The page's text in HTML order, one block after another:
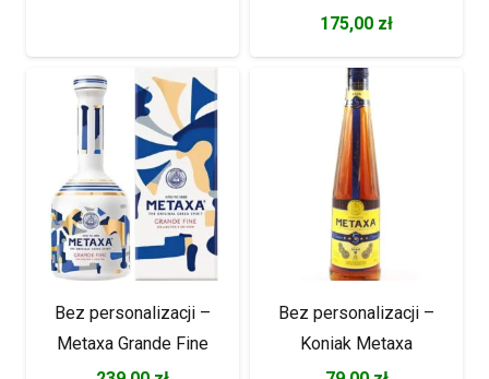
175,00 zł
Bez personalizacji –
Metaxa Grande Fine
Bez personalizacji –
Koniak Metaxa